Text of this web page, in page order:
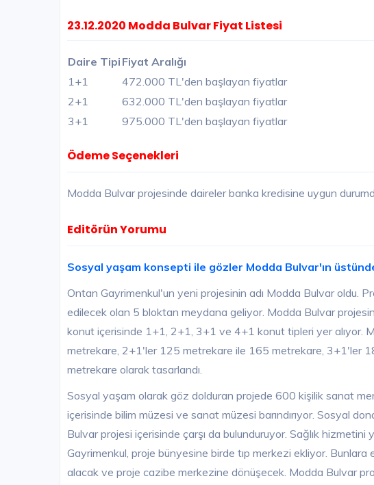
23.12.2020 Modda Bulvar Fiyat Listesi
Daire Tipi Fiyat Aralığı
1+1
472.000 TL'den başlayan fiyatlar
2+1
632.000 TL'den başlayan fiyatlar
3+1
975.000 TL'den başlayan fiyatlar
Ödeme Seçenekleri
Modda Bulvar projesinde daireler banka kredisine uygun
Editörün Yorumu
Sosyal yaşam konsepti ile gözler Modda Bulvar'ın
Ontan Gayrimenkul'un yeni projesinin adı Modda Bulvar oldu.
edilecek olan 5 bloktan meydana geliyor. Modda Bulvar
konut içerisinde 1+1, 2+1, 3+1 ve 4+1 konut tipleri yer alıyor.
metrekare, 2+1'ler 125 metrekare ile 165 metrekare, 3+1'ler
metrekare olarak tasarlandı.
Sosyal yaşam olarak göz dolduran projede 600 kişilik sanat
içerisinde bilim müzesi ve sanat müzesi barındırıyor. Sosyal
Bulvar projesi içerisinde çarşı da bulunduruyor. Sağlık
Gayrimenkul, proje bünyesine birde tıp merkezi ekliyor.
alacak ve proje cazibe merkezine dönüşecek. Modda Bulvar